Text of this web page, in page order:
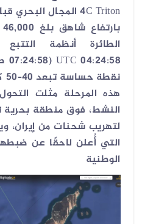
4C Triton المجال البحري
الطائرة أنظمة
04:24:58
UTC
نقطة حساسة تبعد 40–50 كم غرب المخا
هذه المرحلة مثلت
النشط، فوق منطقة بحرية
لتهريب شحنات من إيران،
التي أُعلن لاحقًا عن
الوطنية